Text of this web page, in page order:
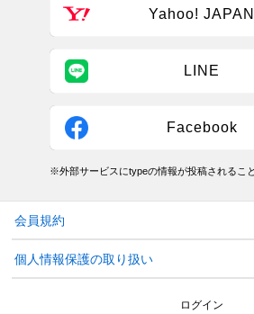
Yahoo! JAPAN
LINE
Facebook
※外部サービスにtypeの情報が投稿されるこ
会員規約
個人情報保護の取り扱い
ログイン